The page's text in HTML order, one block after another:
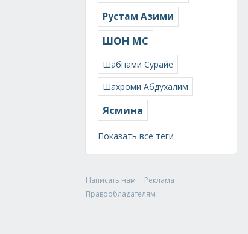
Рустам Азими
ШОН МС
Шабнами Сурайё
Шахроми Абдухалим
Ясмина
Показать все теги
Написать нам
Реклама
Правообладателям